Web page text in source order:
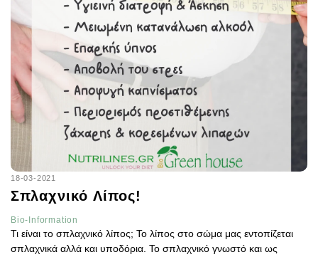
18-03-2021
Σπλαχνικό Λίπος!
Bio-Information
Τι είναι το σπλαχνικό λίπος; Το λίπος στο σώμα μας εντοπίζεται
σπλαχνικά αλλά και υποδόρια. Το σπλαχνικό γνωστό και ως